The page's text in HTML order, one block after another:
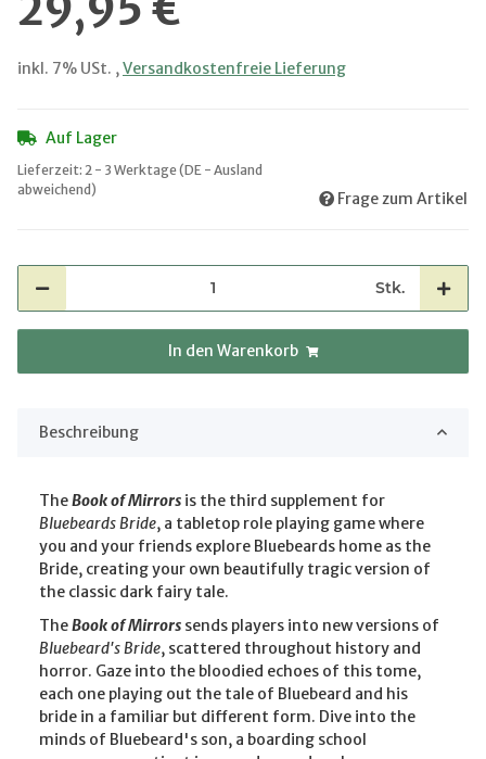
inkl. 7% USt. ,Versandkostenfreie Lieferung
Auf Lager
Lieferzeit: 2 - 3 Werktage(DE - Ausland
abweichend)
Frage zum Artikel
Stk.
In den Warenkorb
Beschreibung
TheBook of Mirrors is the third supplement for
Bluebeards Bride, a tabletop role playing game where
you and your friends explore Bluebeards home as the
Bride, creating your own beautifully tragic version of
the classic dark fairy tale.
TheBook of Mirrors sends players into new versions of
Bluebeard's Bride, scattered throughout history and
horror. Gaze into the bloodied echoes of this tome,
each one playing out the tale of Bluebeard and his
bride in a familiar but different form. Dive into the
minds of Bluebeard's son, a boarding school